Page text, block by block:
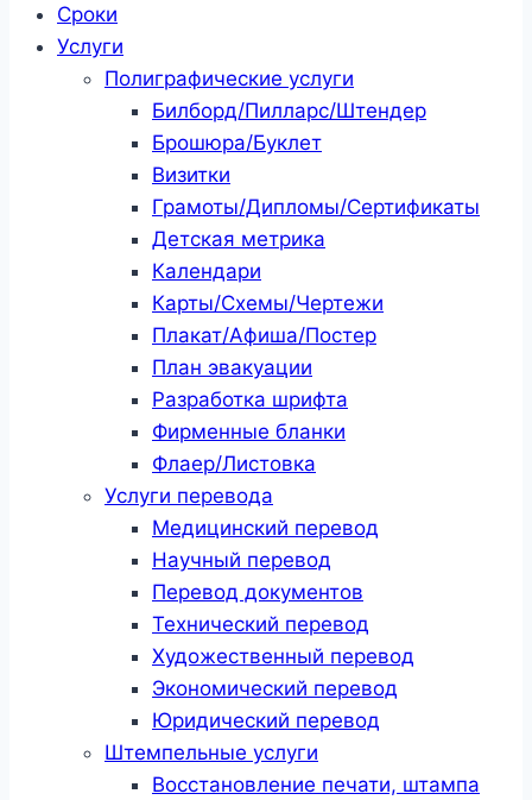
Сроки
Услуги
Полиграфические услуги
Билборд/Пилларс/Штендер
Брошюра/Буклет
Визитки
Грамоты/Дипломы/Сертификаты
Детская метрика
Календари
Карты/Схемы/Чертежи
Плакат/Афиша/Постер
План эвакуации
Разработка шрифта
Фирменные бланки
Флаер/Листовка
Услуги перевода
Медицинский перевод
Научный перевод
Перевод документов
Технический перевод
Художественный перевод
Экономический перевод
Юридический перевод
Штемпельные услуги
Восстановление печати, штампа